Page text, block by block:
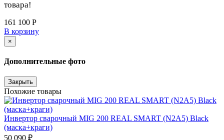
товара!
161 100 Р
В корзину
×
Дополнительные фото
Закрыть
Похожие товары
Инвертор сварочный MIG 200 REAL SMART (N2A5) Black
(маска+краги)
50 090 ₽